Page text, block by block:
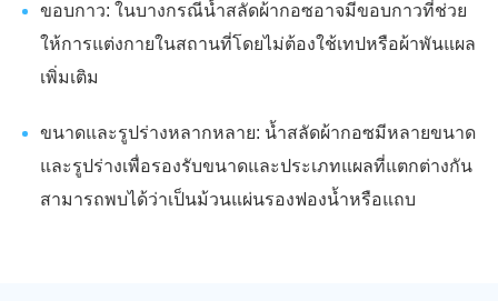
ขอบกาว: ในบางกรณีน้ำสลัดผ้ากอซอาจมีขอบกาวที่ช่วย
ให้การแต่งกายในสถานที่โดยไม่ต้องใช้เทปหรือผ้าพันแผล
เพิ่มเติม
ขนาดและรูปร่างหลากหลาย: น้ำสลัดผ้ากอซมีหลายขนาด
และรูปร่างเพื่อรองรับขนาดและประเภทแผลที่แตกต่างกัน
สามารถพบได้ว่าเป็นม้วนแผ่นรองฟองน้ำหรือแถบ